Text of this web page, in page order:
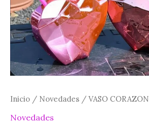
Inicio / Novedades / VASO CORAZON
Novedades